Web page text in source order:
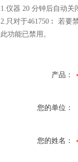
1.仪器 20 分钟后自动关
2.只对于461750︰ 若要
此功能已禁用。
产品：
您的单位：
您的姓名：